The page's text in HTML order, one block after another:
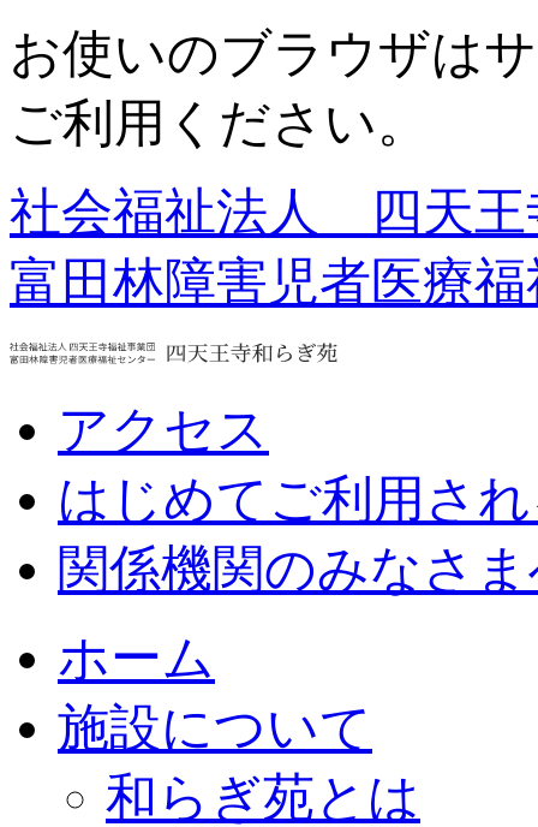
お使いのブラウザは
ご利用ください。
社会福祉法人 四天王
富田林障害児者医療
アクセス
はじめてご利用さ
関係機関のみなさ
ホーム
施設について
和らぎ苑とは